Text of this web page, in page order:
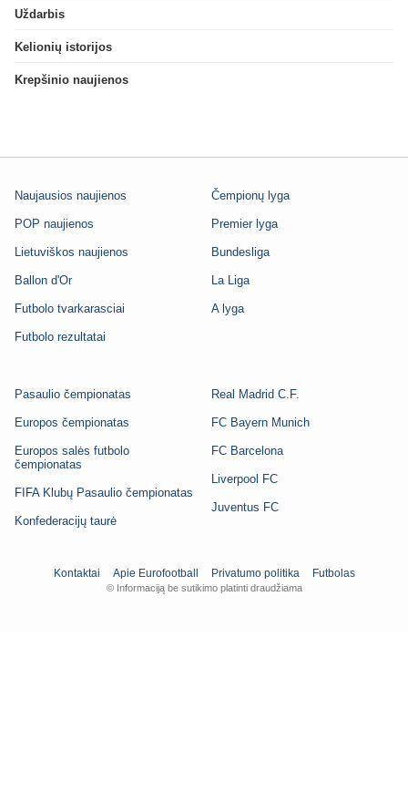
Uždarbis
Kelionių istorijos
Krepšinio naujienos
Naujausios naujienos
POP naujienos
Lietuviškos naujienos
Ballon d'Or
Futbolo tvarkarasciai
Futbolo rezultatai
Čempionų lyga
Premier lyga
Bundesliga
La Liga
A lyga
Pasaulio čempionatas
Europos čempionatas
Europos salės futbolo
čempionatas
FIFA Klubų Pasaulio čempionatas
Konfederacijų taurė
Real Madrid C.F.
FC Bayern Munich
FC Barcelona
Liverpool FC
Juventus FC
Kontaktai Apie Eurofootball Privatumo politika Futbolas
© Informaciją be sutikimo platinti draudžiama